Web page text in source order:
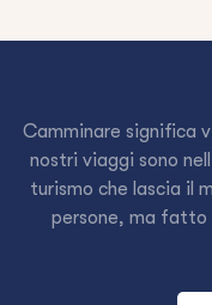
Camminare significa
nostri viaggi sono
turismo che lascia il
persone, ma fatto